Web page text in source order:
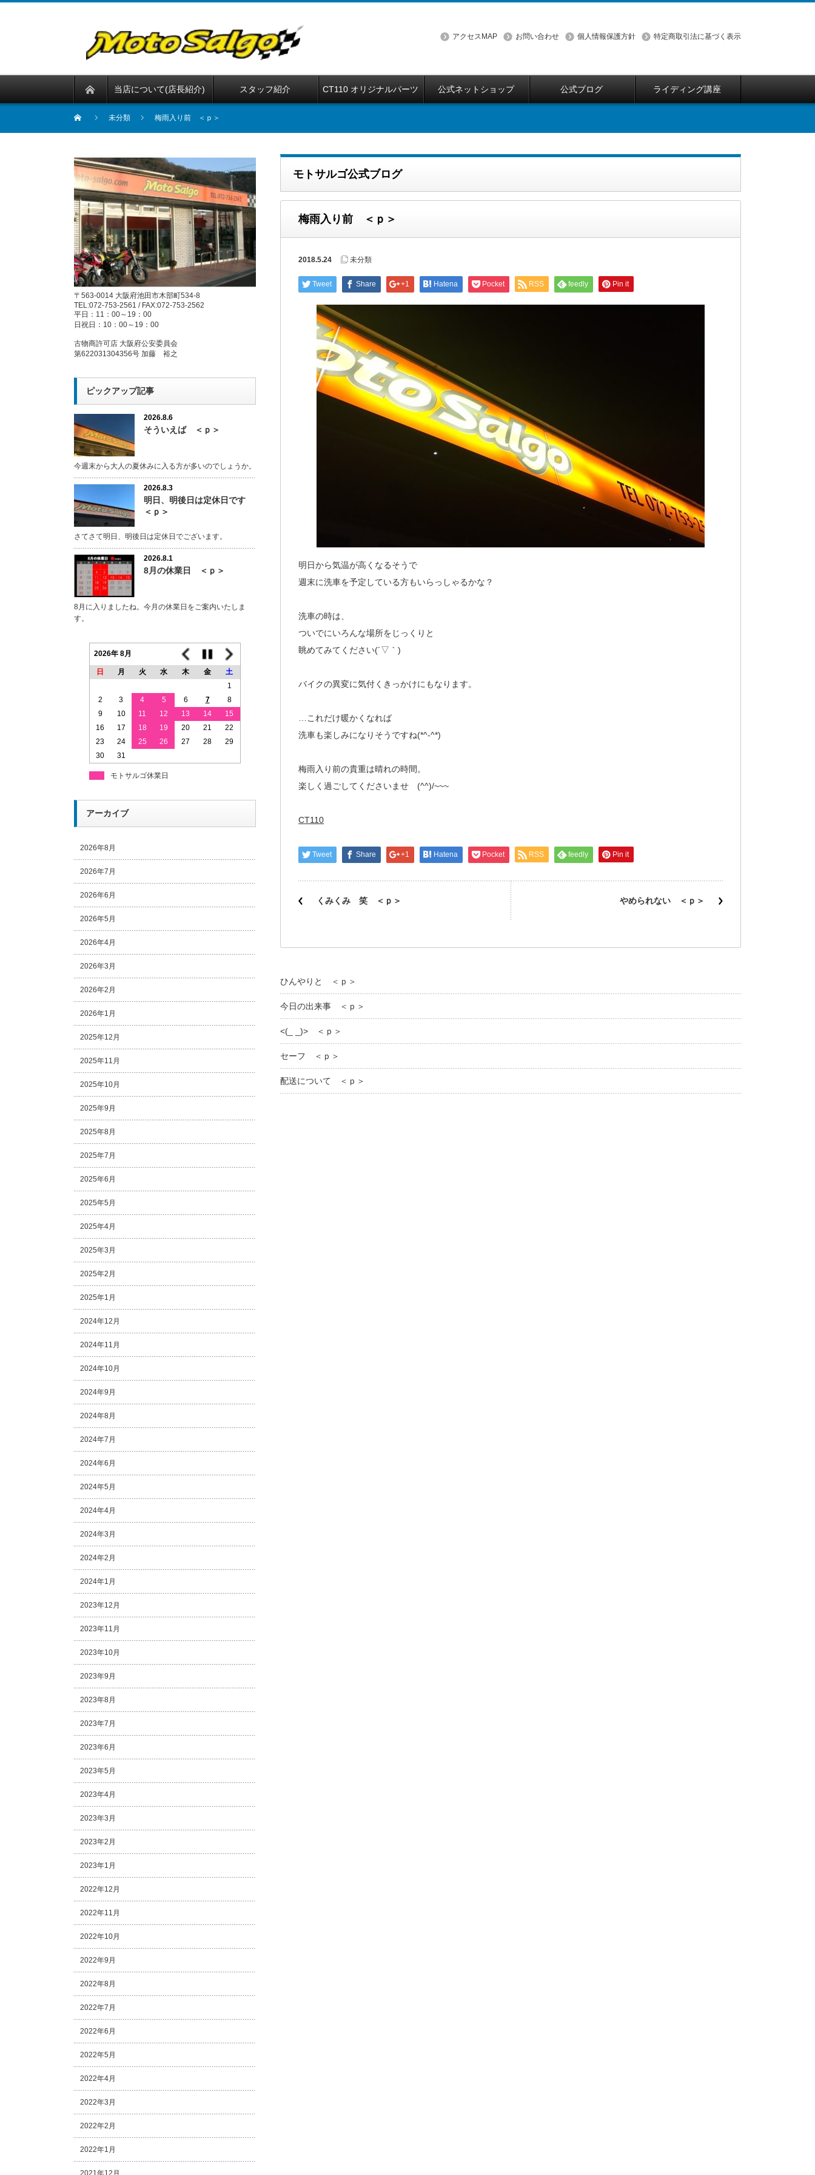
アクセスMAP お問い合わせ 個人情報保護方針 特定商取引法に基づく表示
当店について(店長紹介) スタッフ紹介 CT110 オリジナルパーツ 公式ネットショップ 公式ブログ ライディング講座
未分類 梅雨入り前 ＜ｐ＞
モトサルゴ公式ブログ
梅雨入り前 ＜ｐ＞
2018.5.24 未分類
Tweet Share +1 Hatena Pocket RSS feedly Pin it
明日から気温が高くなるそうで
週末に洗車を予定している方もいらっしゃるかな？
洗車の時は、
ついでにいろんな場所をじっくりと
眺めてみてください(´▽｀)
バイクの異変に気付くきっかけにもなります。
…これだけ暖かくなれば
洗車も楽しみになりそうですね(*^-^*)
梅雨入り前の貴重は晴れの時間。
楽しく過ごしてくださいませ (^^)/~~~
CT110
Tweet Share +1 Hatena Pocket RSS feedly Pin it
くみくみ 笑 ＜ｐ＞ やめられない ＜ｐ＞
ひんやりと ＜ｐ＞
今日の出来事 ＜ｐ＞
<(_ _)> ＜ｐ＞
セーフ ＜ｐ＞
配送について ＜ｐ＞
〒563-0014 大阪府池田市木部町534-8
TEL:072-753-2561 / FAX:072-753-2562
平日：11：00～19：00
日祝日：10：00～19：00
古物商許可店 大阪府公安委員会
第622031304356号 加藤 裕之
ピックアップ記事
2026.8.6
そういえば ＜ｐ＞
今週末から大人の夏休みに入る方が多いのでしょうか。
2026.8.3
明日、明後日は定休日です
＜ｐ＞
さてさて明日、明後日は定休日でございます。
2026.8.1
8月の休業日 ＜ｐ＞
8月に入りましたね。今月の休業日をご案内いたしま
す。
2026年 8月
日 月 火 水 木 金
土
1
2
3 4 5 6 7
8
9
10 11 12 13 14
15
16
17 18 19 20 21
22
23
24 25 26 27 28
29
30
31
モトサルゴ休業日
アーカイブ
2026年8月
2026年7月
2026年6月
2026年5月
2026年4月
2026年3月
2026年2月
2026年1月
2025年12月
2025年11月
2025年10月
2025年9月
2025年8月
2025年7月
2025年6月
2025年5月
2025年4月
2025年3月
2025年2月
2025年1月
2024年12月
2024年11月
2024年10月
2024年9月
2024年8月
2024年7月
2024年6月
2024年5月
2024年4月
2024年3月
2024年2月
2024年1月
2023年12月
2023年11月
2023年10月
2023年9月
2023年8月
2023年7月
2023年6月
2023年5月
2023年4月
2023年3月
2023年2月
2023年1月
2022年12月
2022年11月
2022年10月
2022年9月
2022年8月
2022年7月
2022年6月
2022年5月
2022年4月
2022年3月
2022年2月
2022年1月
2021年12月